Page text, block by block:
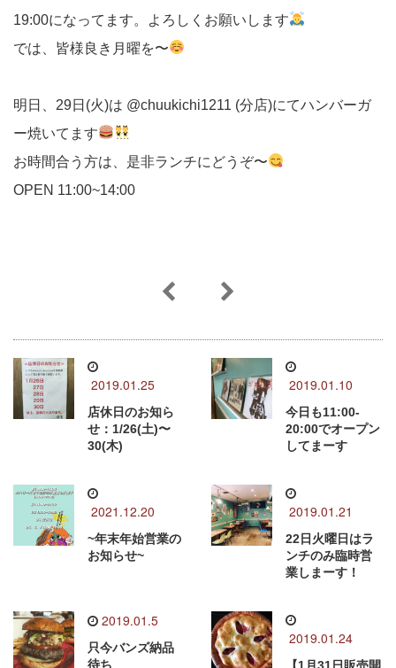
19:00になってます。よろしくお願いします
では、皆様良き月曜を〜
明日、29日(火)は @chuukichi1211 (分店)にてハンバーガ
ー焼いてます
お時間合う方は、是非ランチにどうぞ〜
OPEN 11:00~14:00
2019.01.25
店休日のお知ら
せ：1/26(土)〜
30(木)
2019.01.10
今日も11:00-
20:00でオープン
してまーす
2021.12.20
~年末年始営業の
お知らせ~
2019.01.21
22日火曜日はラ
ンチのみ臨時営
業しまーす！
2019.01.5
只今バンズ納品
待ち
2019.01.24